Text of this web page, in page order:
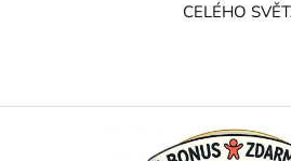
CELÉHO